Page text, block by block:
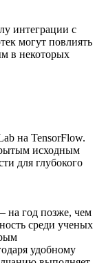
интеграции с
могут повлиять
в некоторых
на TensorFlow.
исходным
для глубокого
на год позже, чем
среди ученых
удобному